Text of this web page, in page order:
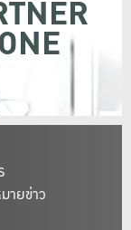
ายข่าว